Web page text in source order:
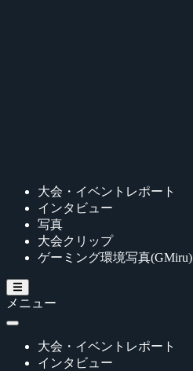
大会・イベントレポート
インタビュー
写真
大会クリップ
ゲーミング環境写真(GMiru)
メニュー
大会・イベントレポート
インタビュー